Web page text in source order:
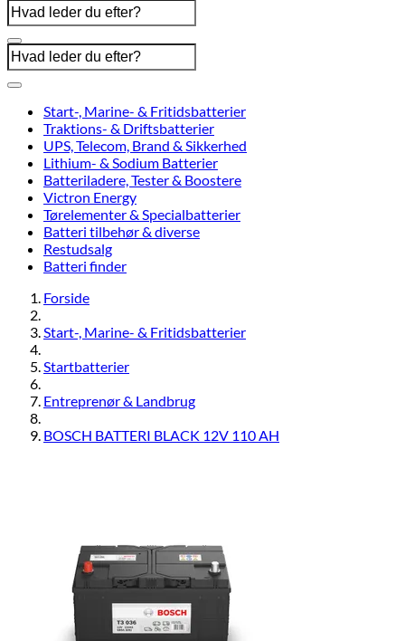
Start-, Marine- & Fritidsbatterier
Traktions- & Driftsbatterier
UPS, Telecom, Brand & Sikkerhed
Lithium- & Sodium Batterier
Batteriladere, Tester & Boostere
Victron Energy
Tørelementer & Specialbatterier
Batteri tilbehør & diverse
Restudsalg
Batteri finder
Forside
Start-, Marine- & Fritidsbatterier
Startbatterier
Entreprenør & Landbrug
BOSCH BATTERI BLACK 12V 110 AH